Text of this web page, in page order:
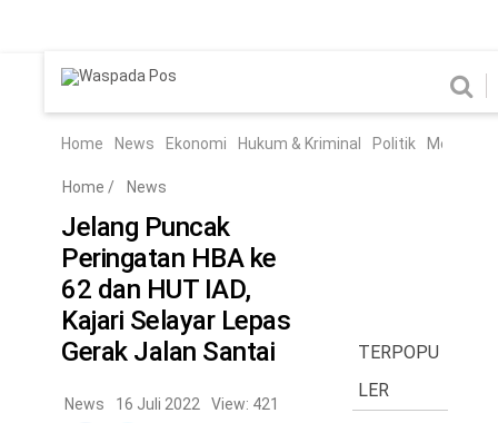
Ekonomi Hukum & Kriminal
Hiburan Pendidikan
Edukasi Tekno
Home News Ekonomi Hukum & Kriminal Politik Metro
Home / News
Jelang Puncak
Peringatan HBA ke
62 dan HUT IAD,
Kajari Selayar Lepas
Gerak Jalan Santai
News 16 Juli 2022 View: 421
TERPOPU
LER